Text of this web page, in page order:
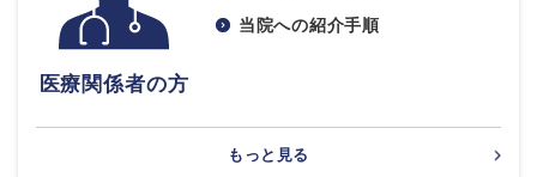
医療関係者の方
当院への紹介手順
もっと見る